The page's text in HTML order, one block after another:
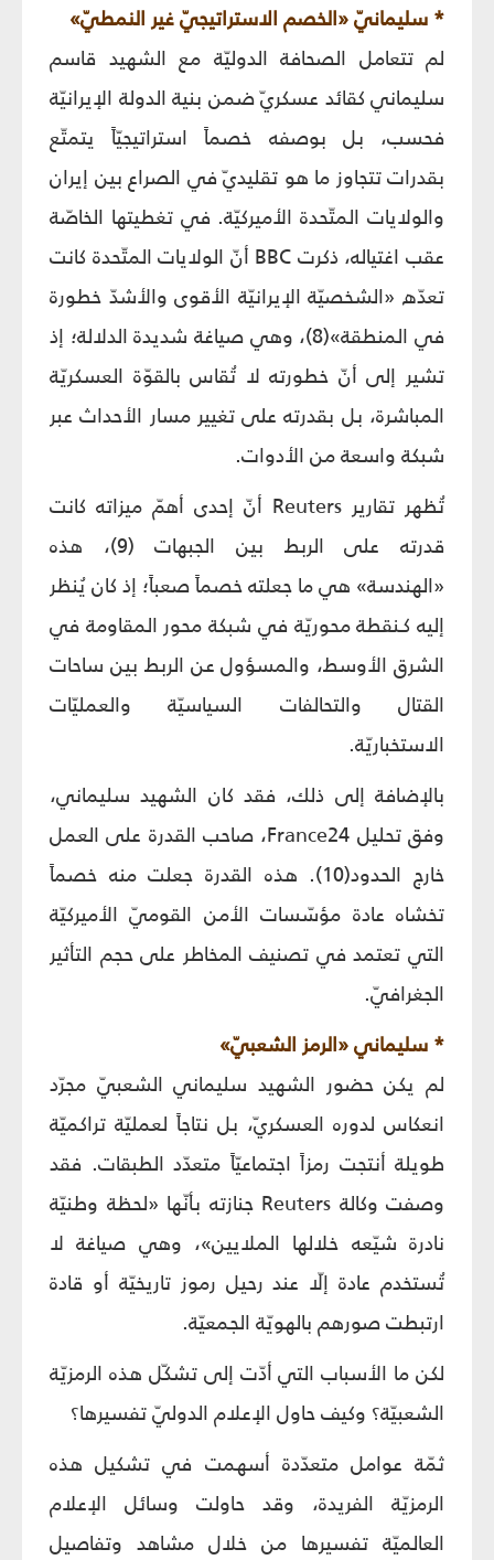
* سليمانيّ «الخصم الاستراتيجيّ غير النمطيّ»
لم تتعامل الصحافة الدوليّة مع الشهيد قاسم
سليماني كقائد عسكريّ ضمن بنية الدولة الإيرانيّة
فحسب، بل بوصفه خصماً استراتيجيّاً يتمتّع
بقدرات تتجاوز ما هو تقليديّ في الصراع بين إيران
والولايات المتّحدة الأميركيّة. في تغطيتها الخاصّة
عقب اغتياله، ذكرت BBC أنّ الولايات المتّحدة كانت
تعدّه «الشخصيّة الإيرانيّة الأقوى والأشدّ خطورة
في المنطقة»(8)، وهي صياغة شديدة الدلالة؛ إذ
تشير إلى أنّ خطورته لا تُقاس بالقوّة العسكريّة
المباشرة، بل بقدرته على تغيير مسار الأحداث عبر
شبكة واسعة من الأدوات.
تُظهر تقارير Reuters أنّ إحدى أهمّ ميزاته كانت
قدرته على الربط بين الجبهات (9)، هذه
«الهندسة» هي ما جعلته خصماً صعباً؛ إذ كان يُنظر
إليه كـنقطة محوريّة في شبكة محور المقاومة في
الشرق الأوسط، والمسؤول عن الربط بين ساحات
القتال والتحالفات السياسيّة والعمليّات
الاستخباريّة.
بالإضافة إلى ذلك، فقد كان الشهيد سليماني،
وفق تحليل France24، صاحب القدرة على العمل
خارج الحدود(10). هذه القدرة جعلت منه خصماً
تخشاه عادة مؤسّسات الأمن القوميّ الأميركيّة
التي تعتمد في تصنيف المخاطر على حجم التأثير
الجغرافيّ.
* سليماني «الرمز الشعبيّ»
لم يكن حضور الشهيد سليماني الشعبيّ مجرّد
انعكاس لدوره العسكريّ، بل نتاجاً لعمليّة تراكميّة
طويلة أنتجت رمزاً اجتماعيّاً متعدّد الطبقات. فقد
وصفت وكالة Reuters جنازته بأنّها «لحظة وطنيّة
نادرة شيّعه خلالها الملايين»، وهي صياغة لا
تُستخدم عادة إلّا عند رحيل رموز تاريخيّة أو قادة
ارتبطت صورهم بالهويّة الجمعيّة.
لكن ما الأسباب التي أدّت إلى تشكّل هذه الرمزيّة
الشعبيّة؟ وكيف حاول الإعلام الدوليّ تفسيرها؟
ثمّة عوامل متعدّدة أسهمت في تشكيل هذه
الرمزيّة الفريدة، وقد حاولت وسائل الإعلام
العالميّة تفسيرها من خلال مشاهد وتفاصيل